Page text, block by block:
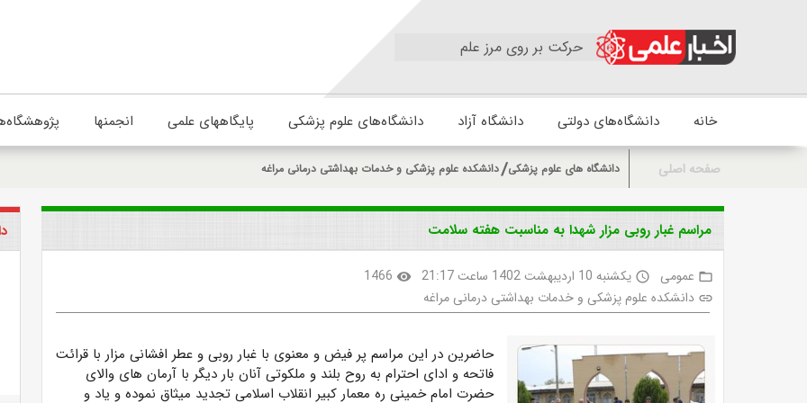
حرکت بر روی مرز علم
خانه دانشگاه‌های دولتی دانشگاه آزاد دانشگاه‌های علوم پزشکی پایگاههای علمی انجمنها
صفحه اصلی دانشگاه های علوم پزشکی دانشکده علوم پزشکی و خدمات بهداشتی درمانی مراغه
مراسم غبار روبی مزار شهدا به مناسبت هفته سلامت
folder_open عمومی access_time یکشنبه 10 اردیبهشت 1402 ساعت 21:17 visibility
1466
link دانشکده علوم پزشکی و خدمات بهداشتی درمانی مراغه
حاضرین در این مراسم پر فیض و معنوی با غبار روبی و عطر افشانی مزار با قرائت
فاتحه و ادای احترام به روح بلند و ملکوتی آنان بار دیگر با آرمان های والای
حضرت امام خمینی ره معمار کبیر انقلاب اسلامی تجدید میثاق نموده و یاد و